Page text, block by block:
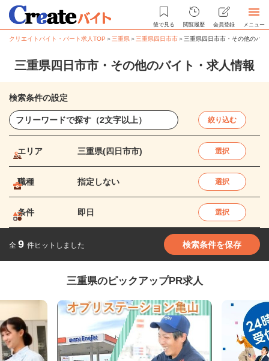
後で見る 閲覧履歴 会員登録 メニュー
クリエイトバイト・パート求人TOP ＞ 三重県＞ 三重県四日市市＞ 三重県四日市市・その他のバ
三重県四日市市・その他のバイト・求人情報
検索条件の設定
絞り込む
エリア 三重県(四日市市) 選択
職種 指定しない 選択
条件 即日 選択
全 9 件ヒットしました 検索条件を保存
三重県のピックアップPR求人